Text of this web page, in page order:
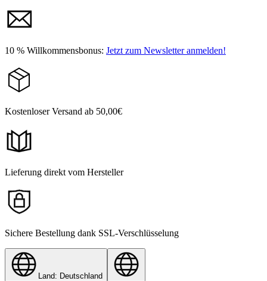
10 % Willkommensbonus: Jetzt zum Newsletter anmelden!
Kostenloser Versand ab 50,00€
Lieferung direkt vom Hersteller
Sichere Bestellung dank SSL-Verschlüsselung
Land: Deutschland